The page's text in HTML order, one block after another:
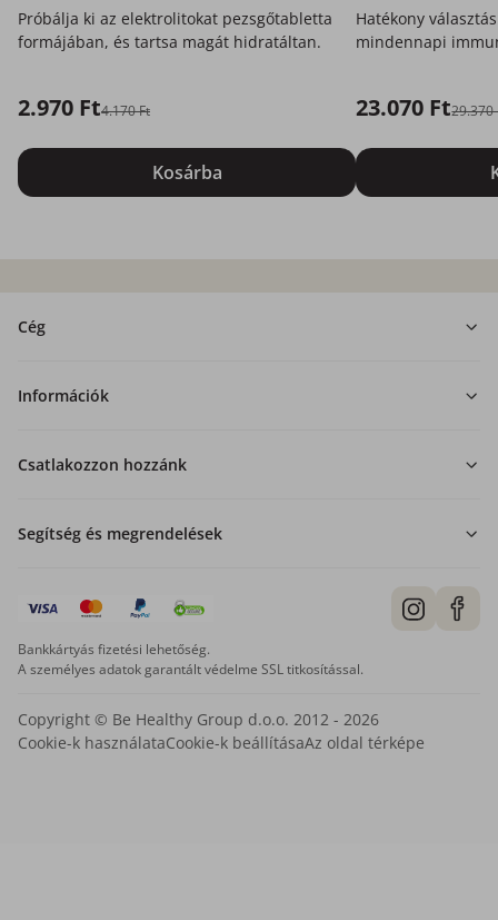
Próbálja ki az elektrolitokat pezsgőtabletta
formájában, és tartsa magát hidratáltan.
2.970 Ft4.170 Ft
Kosárba
Hatékony
mindennapi
23.070 Ft29.370
Cég
Információk
Csatlakozzon hozzánk
Segítség és megrendelések
Bankkártyás fizetési lehetőség.
A személyes adatok garantált védelme SSL titkosítással.
Copyright © Be Healthy Group d.o.o. 2012 - 2026
Cookie-k használataCookie-k beállításaAz oldal térképe